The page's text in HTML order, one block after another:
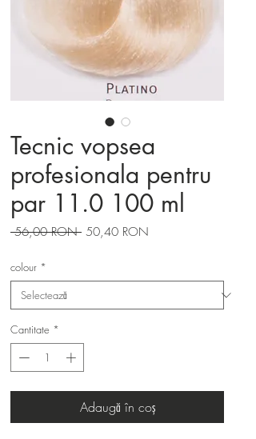
Tecnic vopsea
profesionala pentru
par 11.0 100 ml
56,00 RON Preț
50,40 RON
colour *
Cantitate *
Adaugă în coș